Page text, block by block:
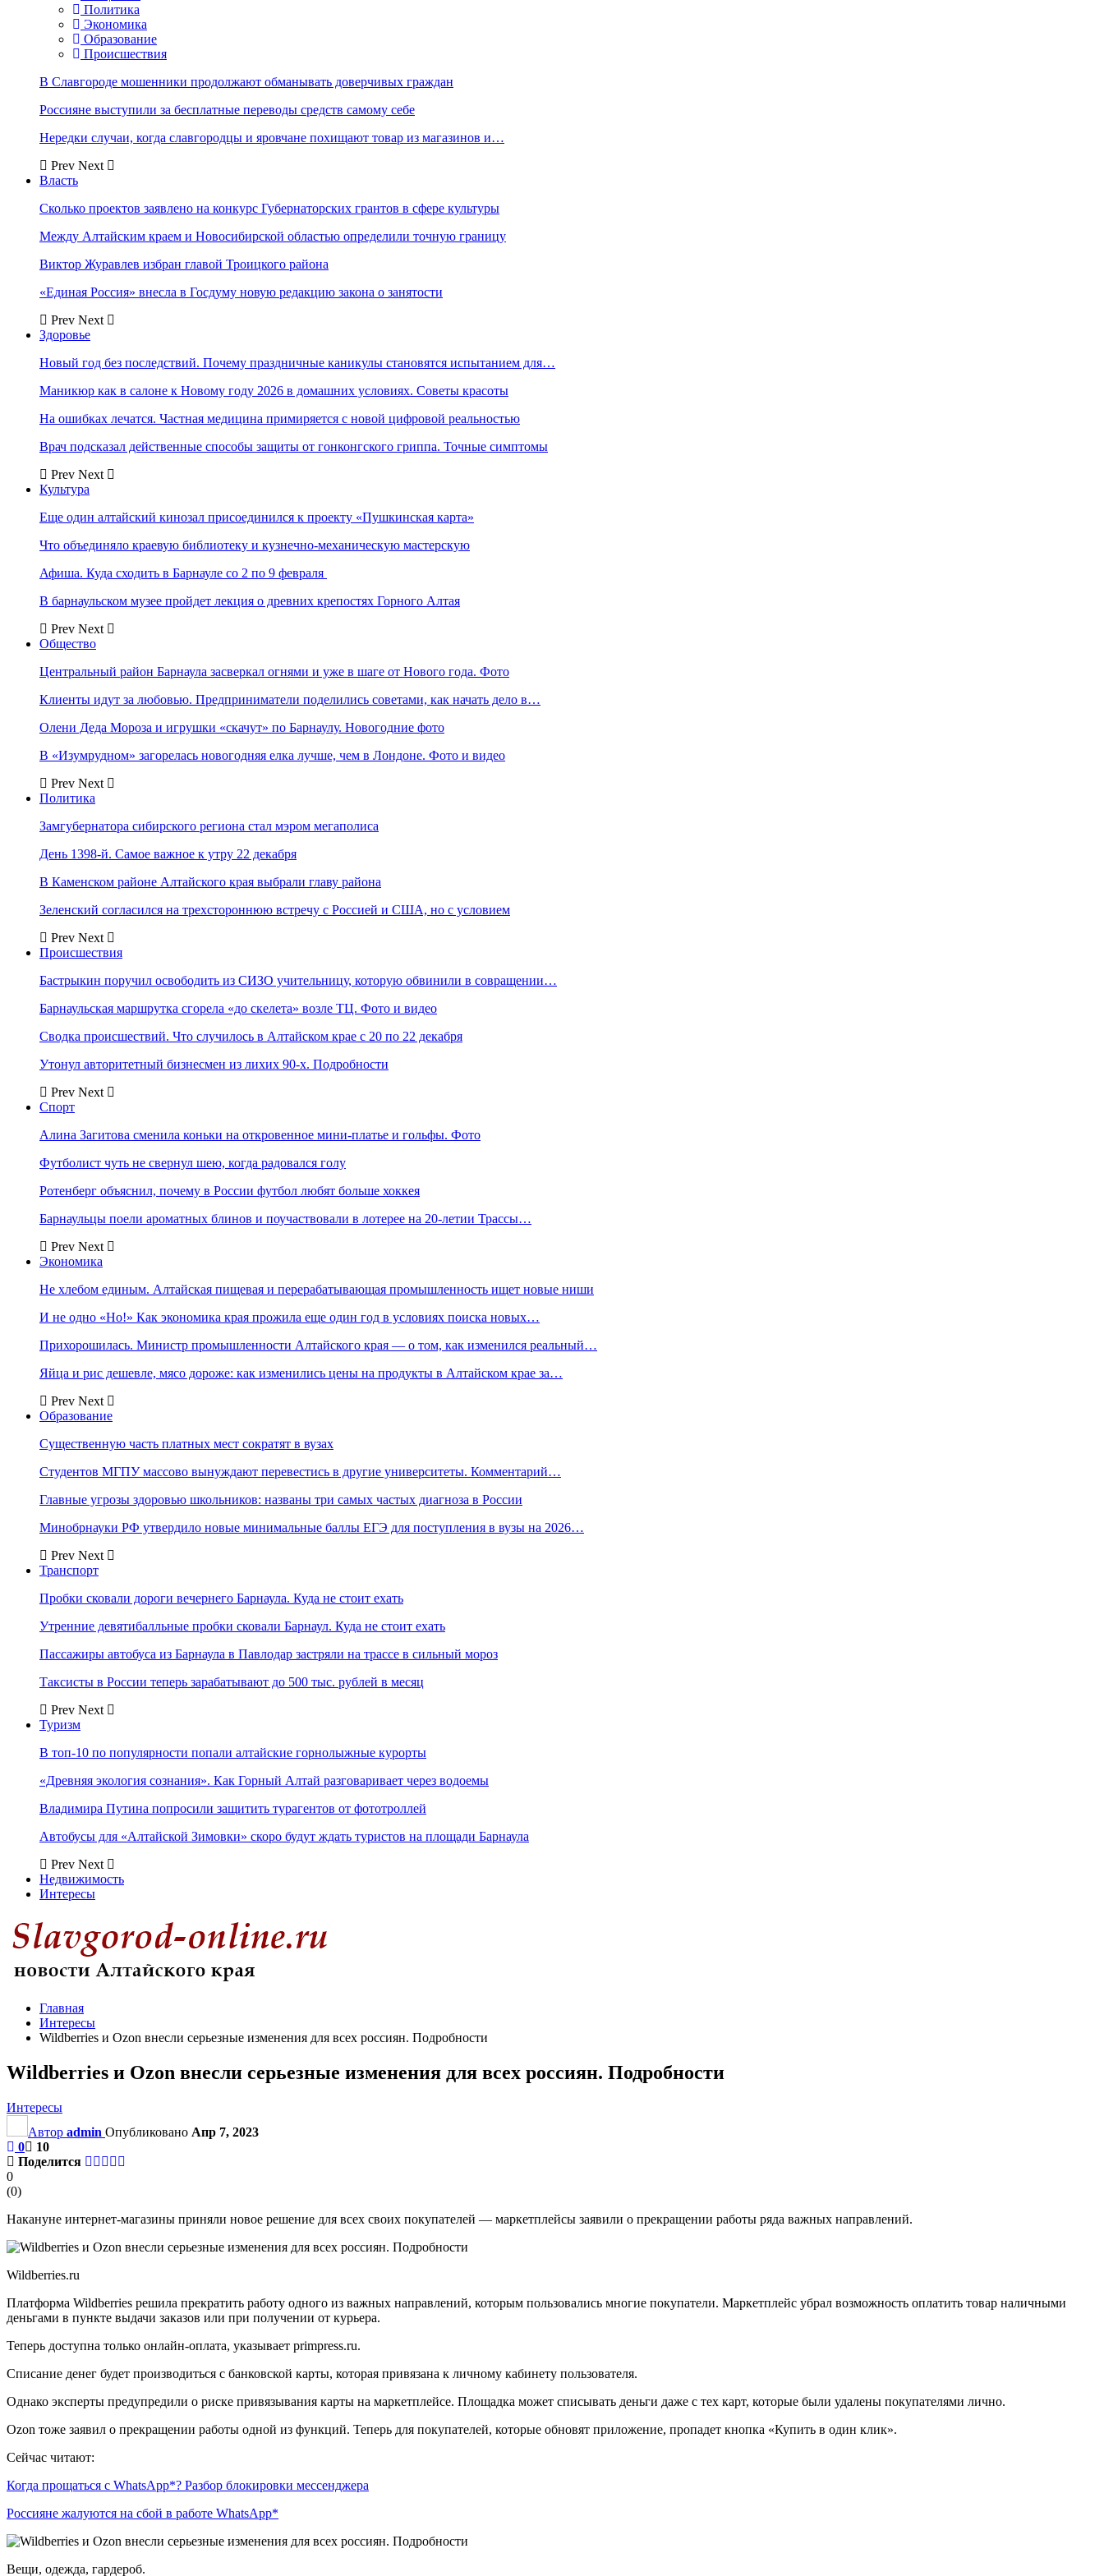
Политика
Экономика
Образование
Происшествия
В Славгороде мошенники продолжают обманывать доверчивых граждан
Россияне выступили за бесплатные переводы средств самому себе
Нередки случаи, когда славгородцы и яровчане похищают товар из магазинов и…
Prev Next
Власть
Сколько проектов заявлено на конкурс Губернаторских грантов в сфере культуры
Между Алтайским краем и Новосибирской областью определили точную границу
Виктор Журавлев избран главой Троицкого района
«Единая Россия» внесла в Госдуму новую редакцию закона о занятости
Prev Next
Здоровье
Новый год без последствий. Почему праздничные каникулы становятся испытанием для…
Маникюр как в салоне к Новому году 2026 в домашних условиях. Советы красоты
На ошибках лечатся. Частная медицина примиряется с новой цифровой реальностью
Врач подсказал действенные способы защиты от гонконгского гриппа. Точные симптомы
Prev Next
Культура
Еще один алтайский кинозал присоединился к проекту «Пушкинская карта»
Что объединяло краевую библиотеку и кузнечно-механическую мастерскую
Афиша. Куда сходить в Барнауле со 2 по 9 февраля
В барнаульском музее пройдет лекция о древних крепостях Горного Алтая
Prev Next
Общество
Центральный район Барнаула засверкал огнями и уже в шаге от Нового года. Фото
Клиенты идут за любовью. Предприниматели поделились советами, как начать дело в…
Олени Деда Мороза и игрушки «скачут» по Барнаулу. Новогодние фото
В «Изумрудном» загорелась новогодняя елка лучше, чем в Лондоне. Фото и видео
Prev Next
Политика
Замгубернатора сибирского региона стал мэром мегаполиса
День 1398-й. Самое важное к утру 22 декабря
В Каменском районе Алтайского края выбрали главу района
Зеленский согласился на трехстороннюю встречу с Россией и США, но с условием
Prev Next
Происшествия
Бастрыкин поручил освободить из СИЗО учительницу, которую обвинили в совращении…
Барнаульская маршрутка сгорела «до скелета» возле ТЦ. Фото и видео
Сводка происшествий. Что случилось в Алтайском крае с 20 по 22 декабря
Утонул авторитетный бизнесмен из лихих 90-х. Подробности
Prev Next
Спорт
Алина Загитова сменила коньки на откровенное мини-платье и гольфы. Фото
Футболист чуть не свернул шею, когда радовался голу
Ротенберг объяснил, почему в России футбол любят больше хоккея
Барнаульцы поели ароматных блинов и поучаствовали в лотерее на 20-летии Трассы…
Prev Next
Экономика
Не хлебом единым. Алтайская пищевая и перерабатывающая промышленность ищет новые ниши
И не одно «Но!» Как экономика края прожила еще один год в условиях поиска новых…
Прихорошилась. Министр промышленности Алтайского края — о том, как изменился реальный…
Яйца и рис дешевле, мясо дороже: как изменились цены на продукты в Алтайском крае за…
Prev Next
Образование
Существенную часть платных мест сократят в вузах
Студентов МГПУ массово вынуждают перевестись в другие университеты. Комментарий…
Главные угрозы здоровью школьников: названы три самых частых диагноза в России
Минобрнауки РФ утвердило новые минимальные баллы ЕГЭ для поступления в вузы на 2026…
Prev Next
Транспорт
Пробки сковали дороги вечернего Барнаула. Куда не стоит ехать
Утренние девятибалльные пробки сковали Барнаул. Куда не стоит ехать
Пассажиры автобуса из Барнаула в Павлодар застряли на трассе в сильный мороз
Таксисты в России теперь зарабатывают до 500 тыс. рублей в месяц
Prev Next
Туризм
В топ-10 по популярности попали алтайские горнолыжные курорты
«Древняя экология сознания». Как Горный Алтай разговаривает через водоемы
Владимира Путина попросили защитить турагентов от фототроллей
Автобусы для «Алтайской Зимовки» скоро будут ждать туристов на площади Барнаула
Prev Next
Недвижимость
Интересы
Главная
Интересы
Wildberries и Ozon внесли серьезные изменения для всех россиян. Подробности
Wildberries и Ozon внесли серьезные изменения для всех россиян. Подробности
Интересы
Автор admin Опубликовано Апр 7, 2023
0
10
Поделится
0
(0)
Накануне интернет-магазины приняли новое решение для всех своих покупателей — маркетплейсы заявили о прекращении работы ряда важных направлений.
Wildberries.ru
Платформа Wildberries решила прекратить работу одного из важных направлений, которым пользовались многие покупатели. Маркетплейс убрал возможность оплатить товар наличными
деньгами в пункте выдачи заказов или при получении от курьера.
Теперь доступна только онлайн-оплата, указывает primpress.ru.
Списание денег будет производиться с банковской карты, которая привязана к личному кабинету пользователя.
Однако эксперты предупредили о риске привязывания карты на маркетплейсе. Площадка может списывать деньги даже с тех карт, которые были удалены покупателями лично.
Ozon тоже заявил о прекращении работы одной из функций. Теперь для покупателей, которые обновят приложение, пропадет кнопка «Купить в один клик».
Сейчас читают:
Когда прощаться с WhatsApp*? Разбор блокировки мессенджера
Россияне жалуются на сбой в работе WhatsApp*
Вещи, одежда, гардероб.